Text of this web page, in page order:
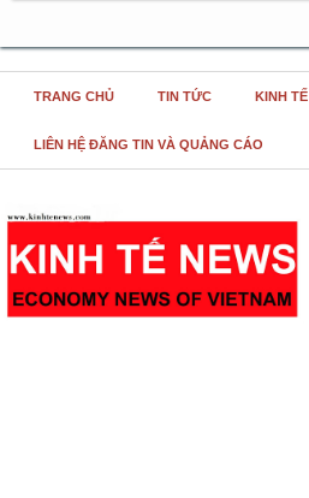
TRANG CHỦ TIN TỨC KINH TẾ
LIÊN HỆ ĐĂNG TIN VÀ QUẢNG CÁO